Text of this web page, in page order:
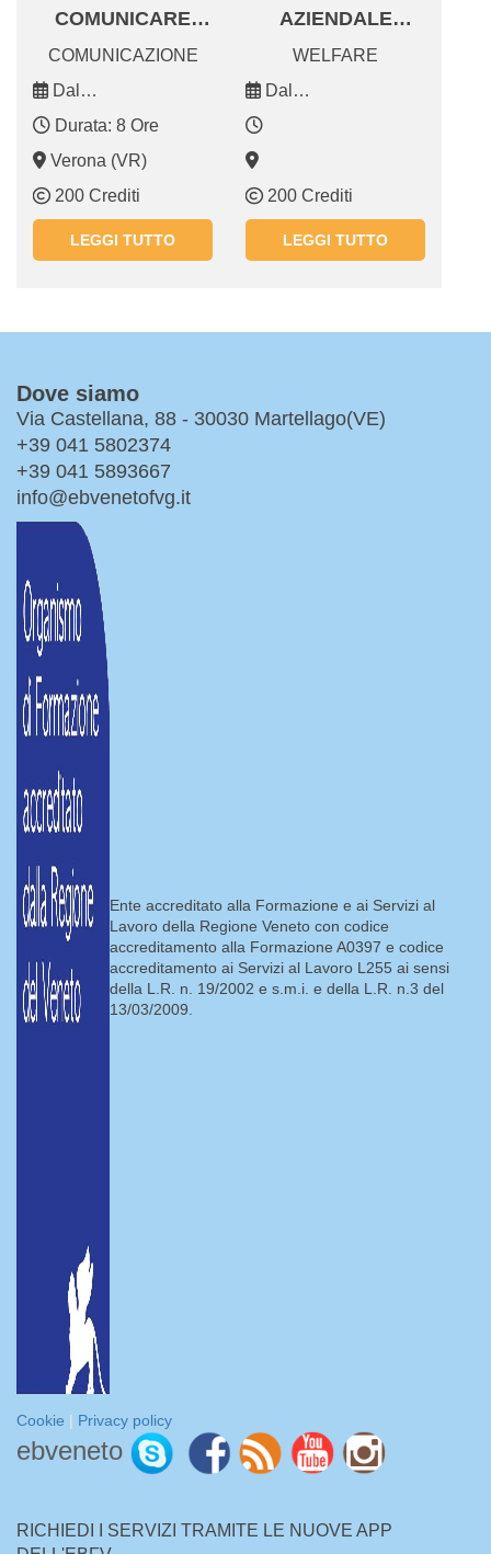
COMUNICARE
CON FORZA E
COMUNICAZIONE
Dal
03.09.2025 10.09.2025
Durata: 8 Ore
Verona (VR)
200 Crediti
LEGGI TUTTO
AZIENDALE
CONTRATTUALE
GENERE
WELFARE
Dal
15.07.2025 15.07.2025
200 Crediti
LEGGI TUTTO
Dove siamo
Via Castellana, 88 - 30030 Martellago(VE)
+39 041 5802374
+39 041 5893667
info@ebvenetofvg.it
Ente accreditato alla Formazione e ai Servizi al
Lavoro della Regione Veneto con codice
accreditamento alla Formazione A0397 e codice
accreditamento ai Servizi al Lavoro L255 ai sensi
della L.R. n. 19/2002 e s.m.i. e della L.R. n.3 del
13/03/2009.
Cookie | Privacy policy
ebveneto
RICHIEDI I SERVIZI TRAMITE LE NUOVE APP